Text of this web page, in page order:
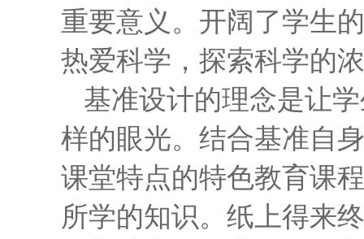
重要意义。开阔了学生
热爱科学，探索科学的
基准设计的理念是让
样的眼光。结合基准自
课堂特点的特色教育课
所学的知识。纸上得来